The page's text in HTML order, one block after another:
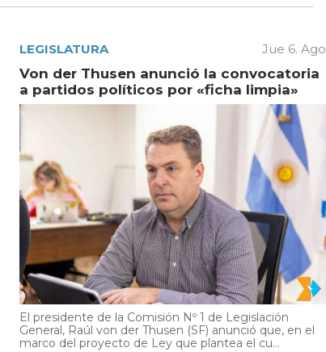
LEGISLATURA Jue 6. Ago
Von der Thusen anunció la convocatoria
a partidos políticos por «ficha limpia»
El presidente de la Comisión Nº 1 de Legislación
General, Raúl von der Thusen (SF) anunció que, en el
marco del proyecto de Ley que plantea el cu...